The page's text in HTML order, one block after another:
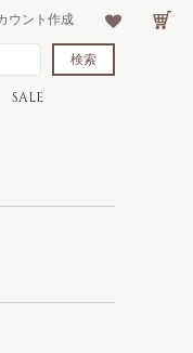
SALE
ウント作成